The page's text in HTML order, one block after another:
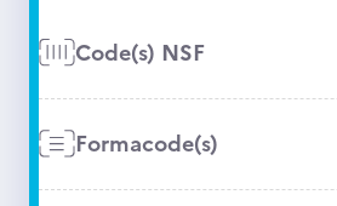
Code(s) NSF
Formacode(s)